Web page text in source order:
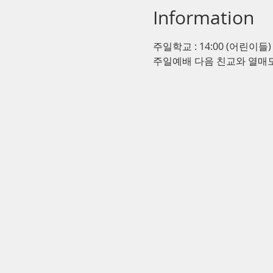
Information
주일학교 : 14:00 (어린이들)
주일예배 다음 친교와 열매